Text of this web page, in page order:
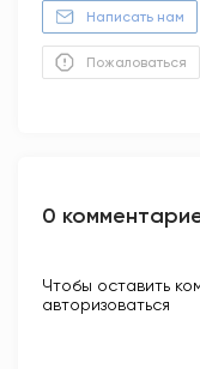
Написать нам
Пожаловаться
0
Чтобы оставить
авторизоваться